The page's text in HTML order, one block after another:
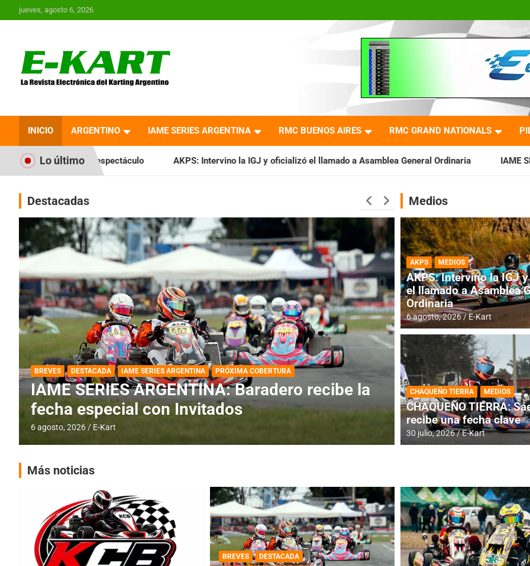
Saltar
al
jueves, agosto 6, 2026
Revista Electrónica del
Karting en Argentina
INICIO ARGENTINO IAME SERIES ARGENTINA RMC BUENOS AIRES RMC GRAND NATIONALS
Lo último
espectáculo AKPS: Intervino la IGJ y oficializó el llamado a Asamblea General Ordinaria IAME SERIES ARGENTINA:
Destacadas
DESTACADA IAME SERIES ARGENTINA
IAME SERIES ARGENTINA: Horarios para la
fecha con Invitados
4 agosto, 2026 E-Kart
DESTACADA INFORME CENTRAL
RMC BUENOS
histórica en
4 agosto, 2026 E-Kart
Medios
AKPS MEDIOS
AKPS: Intervino la IGJ
el llamado a Asamblea
Ordinaria
6 agosto, 2026 E-Kart
CHAQUEÑO TIERRA MEDIOS
CHAQUEÑO TIERRA:
recibe una fecha clave
30 julio, 2026 E-Kart
Más noticias
BREVES
DESTACADA